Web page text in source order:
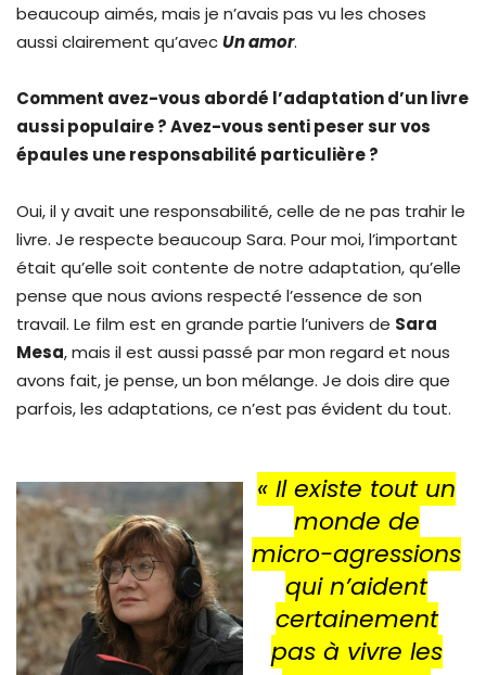
beaucoup aimés, mais je n’avais pas vu les choses
aussi clairement qu’avecUn amor.
Comment avez-vous abordé l’adaptation d’un livre
aussi populaire ? Avez-vous senti peser sur vos
épaules une responsabilité particulière ?
Oui, il y avait une responsabilité, celle de ne pas trahir le
livre. Je respecte beaucoup Sara. Pour moi, l’important
était qu’elle soit contente de notre adaptation, qu’elle
pense que nous avions respecté l’essence de son
travail. Le film est en grande partie l’univers de Sara
Mesa, mais il est aussi passé par mon regard et nous
avons fait, je pense, un bon mélange. Je dois dire que
parfois, les adaptations, ce n’est pas évident du tout.
« Il existe tout un
monde de
micro-agressions
qui n’aident
certainement
pas à vivre les